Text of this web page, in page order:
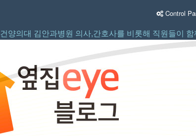
Control
건양의대 김안과병원 의사,간호사를 비롯해 직원들이